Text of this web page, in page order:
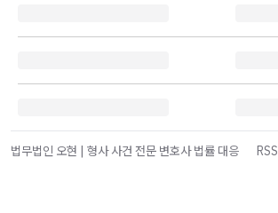
법무법인 오현 | 형사 사건 전문 변호사 법률 대응 RSS